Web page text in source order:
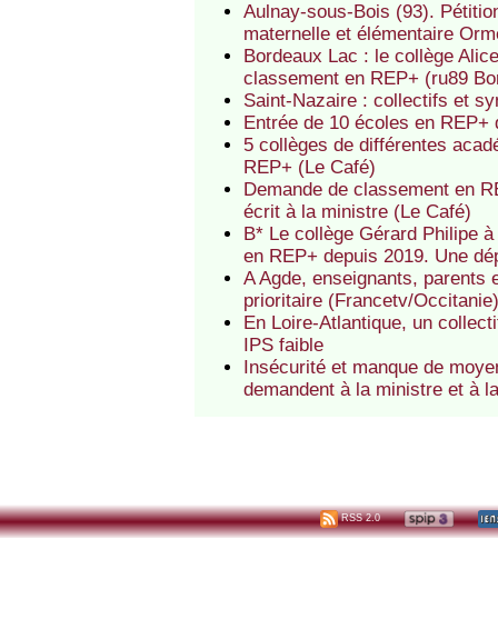
Aulnay-sous-Bois (93).
maternelle et élémentaire
Bordeaux Lac : le collège
classement en REP+ (ru89
Saint-Nazaire : collectifs et
Entrée de 10 écoles en
5 collèges de différentes
REP+ (Le Café)
Demande de classement en
écrit à la ministre (Le Café)
B* Le collège Gérard Philipe
en REP+ depuis 2019. Une
A Agde, enseignants,
prioritaire (Francetv/
En Loire-Atlantique, un
IPS faible
Insécurité et manque de
demandent à la ministre et à
RSS 2.0